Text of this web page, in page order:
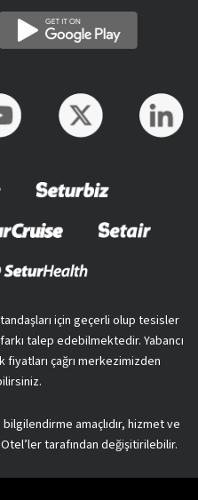
için geçerli olup tesisler
talep edebilmektedir. Yabancı
çağrı merkezimizden
amaçlıdır, hizmet ve
tarafından değişitirilebilir.